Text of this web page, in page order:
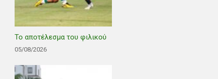
Το αποτέλεσμα του φιλικού
05/08/2026